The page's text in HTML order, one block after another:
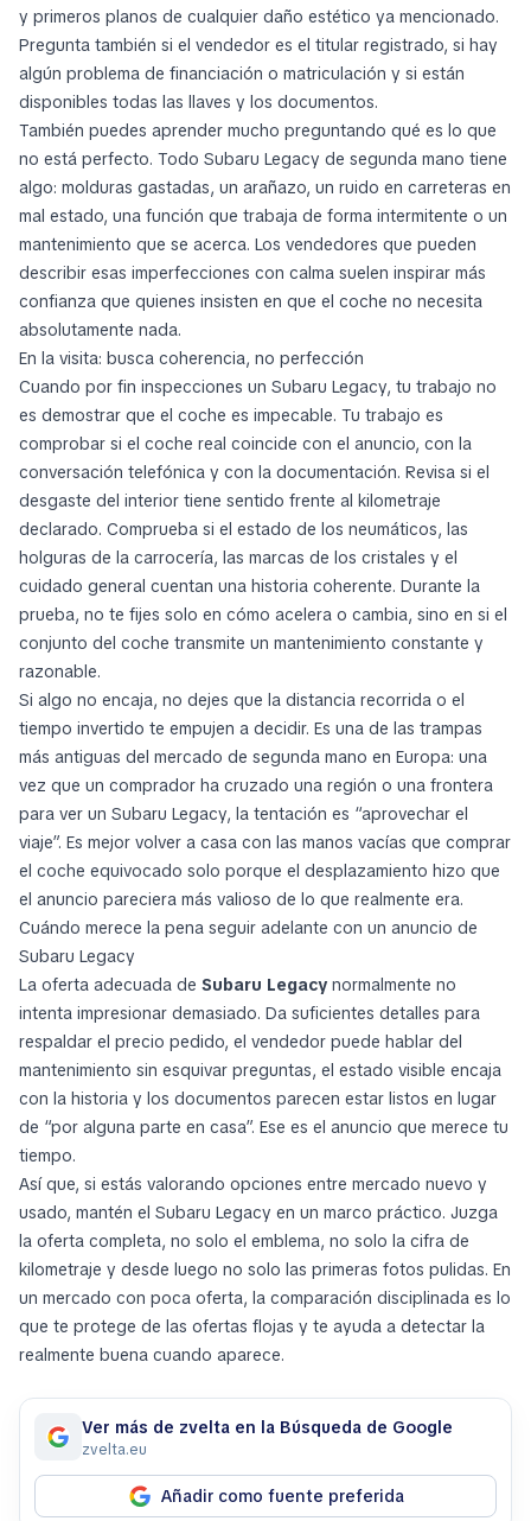
y primeros planos de cualquier daño estético ya mencionado.
Pregunta también si el vendedor es el titular registrado, si hay
algún problema de financiación o matriculación y si están
disponibles todas las llaves y los documentos.
También puedes aprender mucho preguntando qué es lo que
no está perfecto. Todo Subaru Legacy de segunda mano tiene
algo: molduras gastadas, un arañazo, un ruido en carreteras en
mal estado, una función que trabaja de forma intermitente o un
mantenimiento que se acerca. Los vendedores que pueden
describir esas imperfecciones con calma suelen inspirar más
confianza que quienes insisten en que el coche no necesita
absolutamente nada.
En la visita: busca coherencia, no perfección
Cuando por fin inspecciones un Subaru Legacy, tu trabajo no
es demostrar que el coche es impecable. Tu trabajo es
comprobar si el coche real coincide con el anuncio, con la
conversación telefónica y con la documentación. Revisa si el
desgaste del interior tiene sentido frente al kilometraje
declarado. Comprueba si el estado de los neumáticos, las
holguras de la carrocería, las marcas de los cristales y el
cuidado general cuentan una historia coherente. Durante la
prueba, no te fijes solo en cómo acelera o cambia, sino en si el
conjunto del coche transmite un mantenimiento constante y
razonable.
Si algo no encaja, no dejes que la distancia recorrida o el
tiempo invertido te empujen a decidir. Es una de las trampas
más antiguas del mercado de segunda mano en Europa: una
vez que un comprador ha cruzado una región o una frontera
para ver un Subaru Legacy, la tentación es “aprovechar el
viaje”. Es mejor volver a casa con las manos vacías que comprar
el coche equivocado solo porque el desplazamiento hizo que
el anuncio pareciera más valioso de lo que realmente era.
Cuándo merece la pena seguir adelante con un anuncio de
Subaru Legacy
La oferta adecuada de Subaru Legacy normalmente no
intenta impresionar demasiado. Da suficientes detalles para
respaldar el precio pedido, el vendedor puede hablar del
mantenimiento sin esquivar preguntas, el estado visible encaja
con la historia y los documentos parecen estar listos en lugar
de “por alguna parte en casa”. Ese es el anuncio que merece tu
tiempo.
Así que, si estás valorando opciones entre mercado nuevo y
usado, mantén el Subaru Legacy en un marco práctico. Juzga
la oferta completa, no solo el emblema, no solo la cifra de
kilometraje y desde luego no solo las primeras fotos pulidas. En
un mercado con poca oferta, la comparación disciplinada es lo
que te protege de las ofertas flojas y te ayuda a detectar la
realmente buena cuando aparece.
Ver más de zvelta en la Búsqueda de Google
zvelta.eu
Añadir como fuente preferida